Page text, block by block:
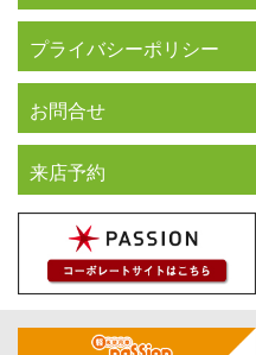
プライバシーポリシー
お問合せ
来店予約